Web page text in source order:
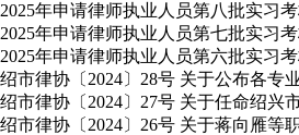
2025年申请律师执业人员第八批实习
2025年申请律师执业人员第七批实习
2025年申请律师执业人员第六批实习
绍市律协〔2024〕28号 关于公布各专
绍市律协〔2024〕27号 关于任命绍兴
绍市律协〔2024〕26号 关于蒋向雁等